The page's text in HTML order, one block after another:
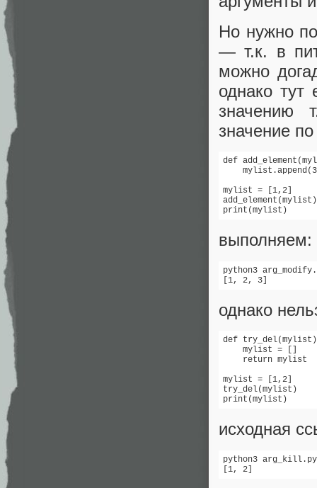
Но нужно
— т.к. в
можно
однако тут
значению
значение
def
mylist = [1,2]
add_element(mylist)
print(mylist)
выполняем:
python3
[1, 2, 3]
однако
def
    mylist = []
    return mylist
mylist = [1,2]
try_del(mylist)
print(mylist)
исходная
python3 arg_kill.py
[1, 2]